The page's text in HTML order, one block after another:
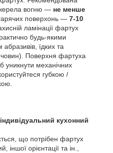
вогню — не менше
поверхонь — 7-10
ламінації фартух
будь-якими
їдких та
Поверхня фартуха
уникнути механічних
губкою /
кухонний
що потрібен фартух
орієнтації та ін.,